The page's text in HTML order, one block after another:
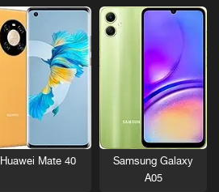
Samsung Galaxy
A05
Huawei Mate 40